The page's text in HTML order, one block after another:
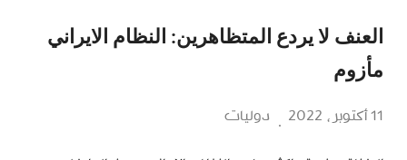
العنف لا يردع المتظاهرين: النظام الايراني
مأزوم
11 أكتوبر، 2022 دوليات